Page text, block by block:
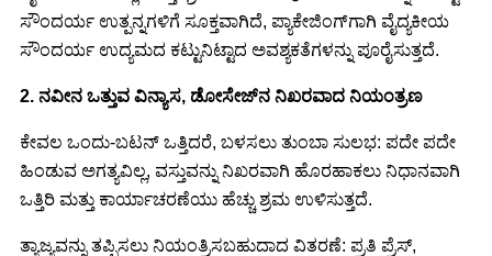
ಸೌಂದರ್ಯ ಉತ್ಪನ್ನಗಳಿಗೆ ಸೂಕ್ತವಾಗಿದೆ, ಪ್ಯಾಕೇಜಿಂಗ್‌ಗಾಗಿ ವೈದ್ಯಕೀಯ
ಸೌಂದರ್ಯ ಉದ್ಯಮದ ಕಟ್ಟುನಿಟ್ಟಾದ ಅವಶ್ಯಕತೆಗಳನ್ನು ಪೂರೈಸುತ್ತದೆ.
2. ನವೀನ ಒತ್ತುವ ವಿನ್ಯಾಸ, ಡೋಸೇಜ್‌ನ ನಿಖರವಾದ ನಿಯಂತ್ರಣ
ಕೇವಲ ಒಂದು-ಬಟನ್ ಒತ್ತಿದರೆ, ಬಳಸಲು ತುಂಬಾ ಸುಲಭ: ಪದೇ ಪದೇ
ಹಿಂಡುವ ಅಗತ್ಯವಿಲ್ಲ, ವಸ್ತುವನ್ನು ನಿಖರವಾಗಿ ಹೊರಹಾಕಲು ನಿಧಾನವಾಗಿ
ಒತ್ತಿರಿ ಮತ್ತು ಕಾರ್ಯಾಚರಣೆಯು ಹೆಚ್ಚು ಶ್ರಮ ಉಳಿಸುತ್ತದೆ.
ತ್ಯಾಜ್ಯವನ್ನು ತಪ್ಪಿಸಲು ನಿಯಂತ್ರಿಸಬಹುದಾದ ವಿತರಣೆ: ಪ್ರತಿ ಪ್ರೆಸ್,